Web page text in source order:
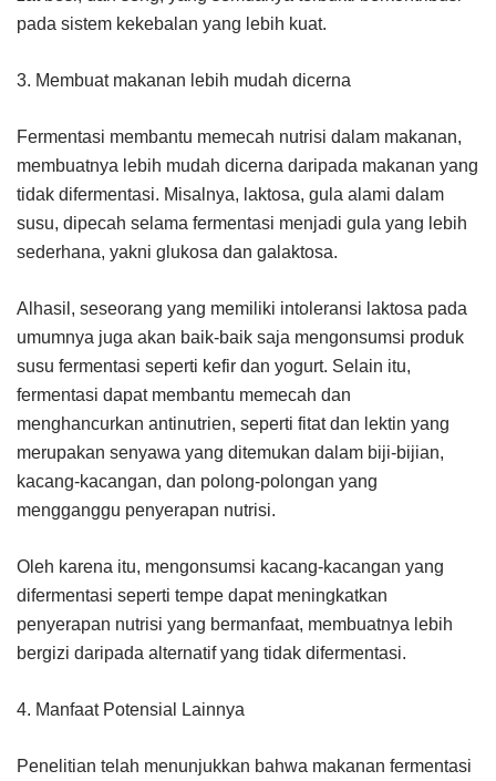
pada sistem kekebalan yang lebih kuat.
3. Membuat makanan lebih mudah dicerna
Fermentasi membantu memecah nutrisi dalam makanan,
membuatnya lebih mudah dicerna daripada makanan yang
tidak difermentasi. Misalnya, laktosa, gula alami dalam
susu, dipecah selama fermentasi menjadi gula yang lebih
sederhana, yakni glukosa dan galaktosa.
Alhasil, seseorang yang memiliki intoleransi laktosa pada
umumnya juga akan baik-baik saja mengonsumsi produk
susu fermentasi seperti kefir dan yogurt. Selain itu,
fermentasi dapat membantu memecah dan
menghancurkan antinutrien, seperti fitat dan lektin yang
merupakan senyawa yang ditemukan dalam biji-bijian,
kacang-kacangan, dan polong-polongan yang
mengganggu penyerapan nutrisi.
Oleh karena itu, mengonsumsi kacang-kacangan yang
difermentasi seperti tempe dapat meningkatkan
penyerapan nutrisi yang bermanfaat, membuatnya lebih
bergizi daripada alternatif yang tidak difermentasi.
4. Manfaat Potensial Lainnya
Penelitian telah menunjukkan bahwa makanan fermentasi